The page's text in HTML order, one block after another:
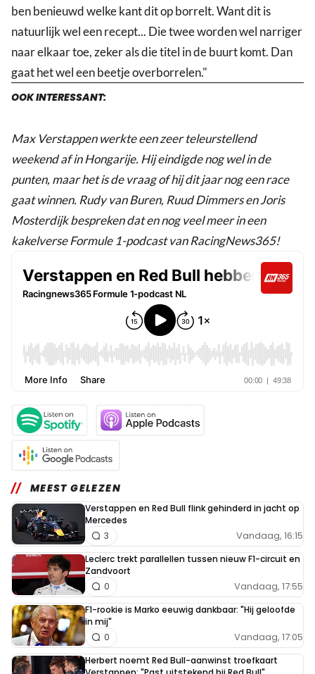
ben benieuwd welke kant dit op borrelt. Want dit is
natuurlijk wel een recept... Die twee worden wel narriger
naar elkaar toe, zeker als die titel in de buurt komt. Dan
gaat het wel een beetje overborrelen."
OOK INTERESSANT:
Max Verstappen werkte een zeer teleurstellend
weekend af in Hongarije. Hij eindigde nog wel in de
punten, maar het is de vraag of hij dit jaar nog een race
gaat winnen. Rudy van Buren, Ruud Dimmers en Joris
Mosterdijk bespreken dat en nog veel meer in een
kakelverse Formule 1-podcast van RacingNews365!
MEEST GELEZEN
Verstappen en Red Bull flink gehinderd in jacht op
Mercedes
Vandaag, 16:15
3
Leclerc trekt parallellen tussen nieuw F1-circuit en
Zandvoort
Vandaag, 17:55
0
F1-rookie is Marko eeuwig dankbaar: "Hij geloofde
in mij"
Vandaag, 17:05
0
Herbert noemt Red Bull-aanwinst troefkaart